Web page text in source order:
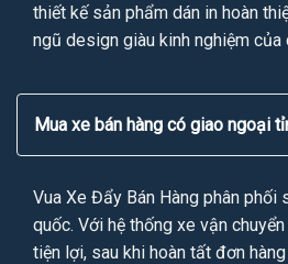
thiết kế sản phẩm dán in hoàn
ngũ design giàu kinh nghiệm của
Mua xe bán hàng có giao ngoại
Vua Xe Đẩy Bán Hàng phân phối
quốc. Với hệ thống xe vận
tiện lợi, sau khi hoàn tất đơn